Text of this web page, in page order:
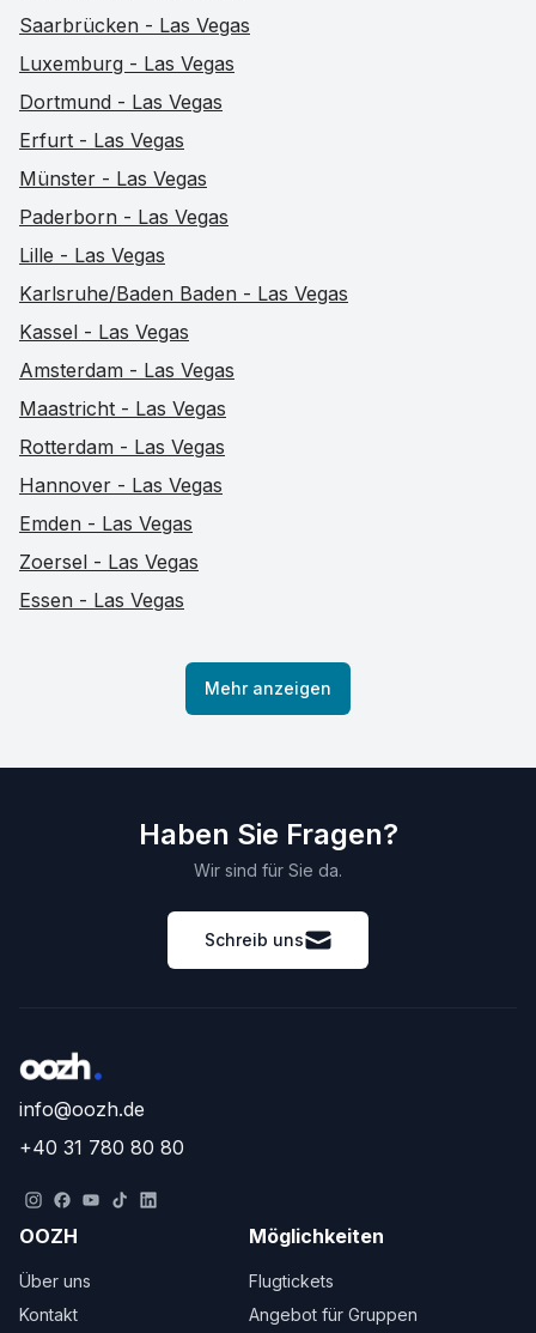
Saarbrücken - Las Vegas
Luxemburg - Las Vegas
Dortmund - Las Vegas
Erfurt - Las Vegas
Münster - Las Vegas
Paderborn - Las Vegas
Lille - Las Vegas
Karlsruhe/Baden Baden - Las Vegas
Kassel - Las Vegas
Amsterdam - Las Vegas
Maastricht - Las Vegas
Rotterdam - Las Vegas
Hannover - Las Vegas
Emden - Las Vegas
Zoersel - Las Vegas
Essen - Las Vegas
Mehr anzeigen
Haben Sie Fragen?
Wir sind für Sie da.
Schreib uns
info@oozh.de
+40 31 780 80 80
OOZH
Über uns
Kontakt
Möglichkeiten
Flugtickets
Angebot für Gruppen